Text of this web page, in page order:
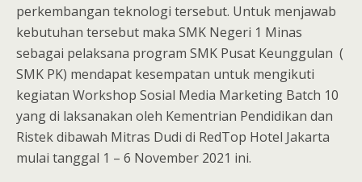
perkembangan teknologi tersebut. Untuk menjawab
kebutuhan tersebut maka SMK Negeri 1 Minas
sebagai pelaksana program SMK Pusat Keunggulan (
SMK PK) mendapat kesempatan untuk mengikuti
kegiatan Workshop Sosial Media Marketing Batch 10
yang di laksanakan oleh Kementrian Pendidikan dan
Ristek dibawah Mitras Dudi di RedTop Hotel Jakarta
mulai tanggal 1 – 6 November 2021 ini.